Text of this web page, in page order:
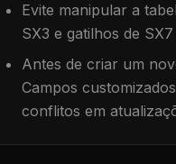
Evite manipular a
SX3 e gatilhos de
Antes de criar um
Campos
conflitos em